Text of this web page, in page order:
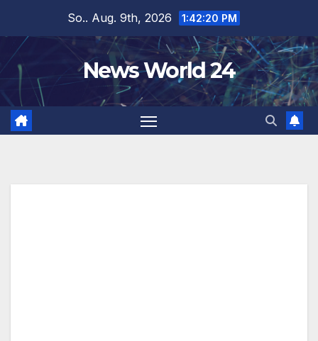
springen
So.. Aug. 9th, 2026 1:42:20 PM
News World 24